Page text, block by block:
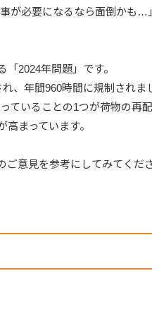
が必要になるなら面倒かも
2024年問題」です。
、年間960時間に規制されま
ていることの1つが荷物の再
まっています。
意見を参考にしてみてくださ